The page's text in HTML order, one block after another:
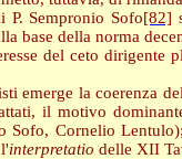
Sempronio Sofo[82]
base della norma
del ceto dirigente
emerge la coerenza
il motivo
Sofo, Cornelio
interpretatio delle XII